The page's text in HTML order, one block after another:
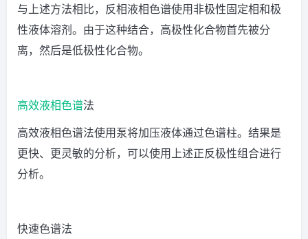
与上述方法相比，反相液相色谱使用非极性固定相和极
性液体溶剂。由于这种结合，高极性化合物首先被分
离，然后是低极性化合物。
高效液相色谱法
高效液相色谱法使用泵将加压液体通过色谱柱。结果是
更快、更灵敏的分析，可以使用上述正反极性组合进行
分析。
快速色谱法